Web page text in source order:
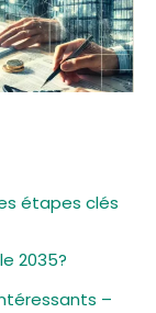
étapes clés
2035?
–